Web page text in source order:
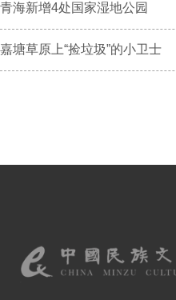
青海新增4处国家湿地公园
嘉塘草原上“捡垃圾”的小卫士